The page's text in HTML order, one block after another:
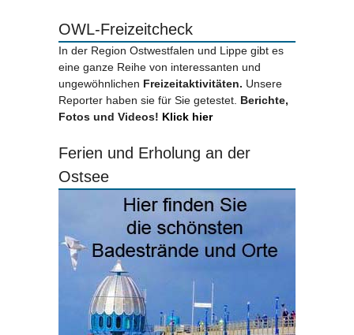
OWL-Freizeitcheck
In der Region Ostwestfalen und Lippe gibt es
eine ganze Reihe von interessanten und
ungewöhnlichen Freizeitaktivitäten. Unsere
Reporter haben sie für Sie getestet. Berichte,
Fotos und Videos! Klick hier
Ferien und Erholung an der
Ostsee